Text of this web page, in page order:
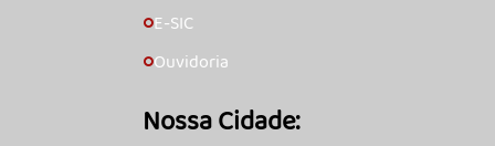
🞇E-SIC
🞇Ouvidoria
Nossa Cidade: